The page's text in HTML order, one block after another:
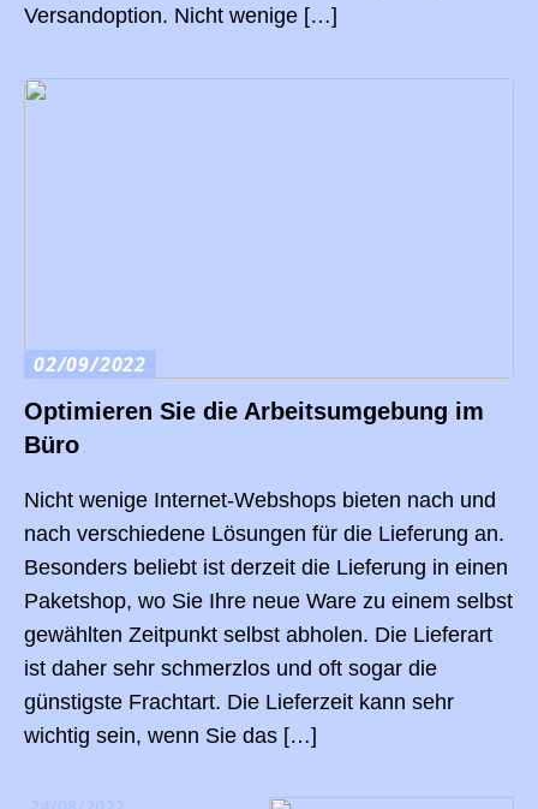
Versandoption. Nicht wenige […]
02/09/2022
Optimieren Sie die Arbeitsumgebung im
Büro
Nicht wenige Internet-Webshops bieten nach und
nach verschiedene Lösungen für die Lieferung an.
Besonders beliebt ist derzeit die Lieferung in einen
Paketshop, wo Sie Ihre neue Ware zu einem selbst
gewählten Zeitpunkt selbst abholen. Die Lieferart
ist daher sehr schmerzlos und oft sogar die
günstigste Frachtart. Die Lieferzeit kann sehr
wichtig sein, wenn Sie das […]